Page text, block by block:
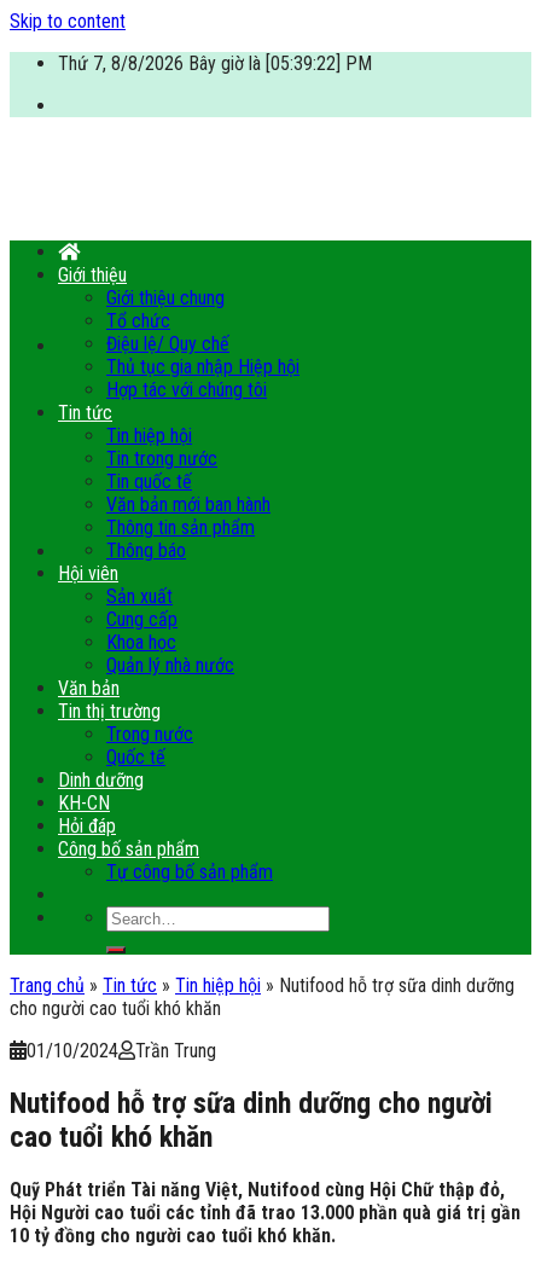
Skip to content
Thứ 7, 8/8/2026 Bây giờ là [05:39:22] PM
Giới thiệu
Giới thiệu chung
Tổ chức
Điệu lệ/ Quy chế
Thủ tục gia nhập Hiệp hội
Hợp tác với chúng tôi
Tin tức
Tin hiệp hội
Tin trong nước
Tin quốc tế
Văn bản mới ban hành
Thông tin sản phẩm
Thông báo
Hội viên
Sản xuất
Cung cấp
Khoa học
Quản lý nhà nước
Văn bản
Tin thị trường
Trong nước
Quốc tế
Dinh dưỡng
KH-CN
Hỏi đáp
Công bố sản phẩm
Tự công bố sản phẩm
Trang chủ » Tin tức » Tin hiệp hội » Nutifood hỗ trợ sữa dinh dưỡng
cho người cao tuổi khó khăn
01/10/2024
Trần Trung
Nutifood hỗ trợ sữa dinh dưỡng cho người
cao tuổi khó khăn
Quỹ Phát triển Tài năng Việt, Nutifood cùng Hội Chữ thập đỏ,
Hội Người cao tuổi các tỉnh đã trao 13.000 phần quà giá trị gần
10 tỷ đồng cho người cao tuổi khó khăn.